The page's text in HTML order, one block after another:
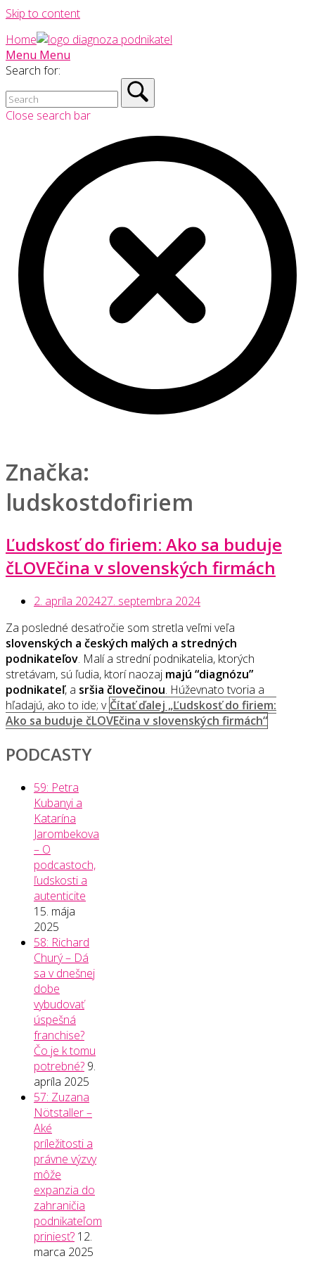
Skip to content
Home
Menu Menu
Search for:
Close search bar
Značka:
ludskostdofiriem
Ľudskosť do firiem: Ako sa buduje
čLOVEčina v slovenských firmách
2. apríla 202427. septembra 2024
Za posledné desaťročie som stretla veľmi veľa
slovenských a českých malých a stredných
podnikateľov. Malí a strední podnikatelia, ktorých
stretávam, sú ľudia, ktorí naozaj majú “diagnózu”
podnikateľ, a sršia človečinou. Húževnato tvoria a
hľadajú, ako to ide; v Čítať ďalej „Ľudskosť do firiem:
Ako sa buduje čLOVEčina v slovenských firmách“
PODCASTY
59: Petra
Kubanyi a
Katarína
Jarombekova
– O
podcastoch,
ľudskosti a
autenticite
15. mája
2025
58: Richard
Churý – Dá
sa v dnešnej
dobe
vybudovať
úspešná
franchise?
Čo je k tomu
potrebné? 9.
apríla 2025
57: Zuzana
Nötstaller –
Aké
príležitosti a
právne výzvy
môže
expanzia do
zahraničia
podnikateľom
priniesť? 12.
marca 2025